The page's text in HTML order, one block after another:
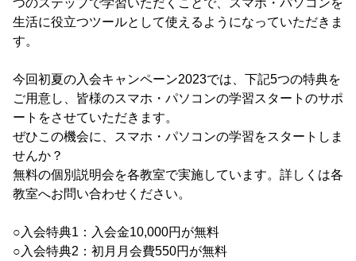
つのステップで学習いただくことで、スマホ・パソコンを
生活に役立つツールとして使えるようになっていただきま
す。
今回初夏の入会キャンペーン2023では、下記5つの特典を
ご用意し、皆様のスマホ・パソコンの学習スタートのサポ
ートをさせていただきます。
ぜひこの機会に、スマホ・パソコンの学習をスタートしま
せんか？
無料の個別説明会を各教室で実施しています。詳しくは各
教室へお問い合わせください。
○入会特典1：入会金10,000円が無料
○入会特典2：初月月会費550円が無料